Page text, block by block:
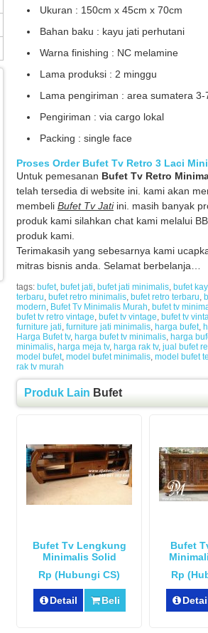
Ukuran : 150cm x 45cm x 70cm
Bahan baku : kayu jati perhutani
Warna finishing : NC melamine
Lama produksi : 2 minggu
Lama pengiriman : area sumatera
Pengiriman : via cargo lokal
Packing : single face
Proses Order Bufet Tv Retro 3 Laci
Untuk pemesanan Bufet Tv Retro
telah tersedia di website ini. kami akan
membeli Bufet Tv Jatiini. masih banyak
produk kami silahkan chat kami melalui
produk kami.
Terimakasih yang sebesarnya kami
mitras bisnis anda. Selamat berbelanja…
tags: bufet, bufet jati, bufet jati minimalis, bufet
terbaru, bufet retro minimalis, bufet retro terbaru,
modern, Bufet Tv Minimalis Murah, bufet tv
bufet tv retro vintage, bufet tv vintage, bufet tv
furniture jati, furniture jati minimalis, harga bufet,
Harga Bufet tv, harga bufet tv minimalis, harga
minimalis, harga meja tv, harga rak tv, jual bufet
model bufet, model bufet minimalis, model bufet
rak tv murah
Produk Lain Bufet
Bufet Tv Lengkung
Minimalis Solid
Rp (Hubungi CS)
Detail Beli
Bufet
Rp